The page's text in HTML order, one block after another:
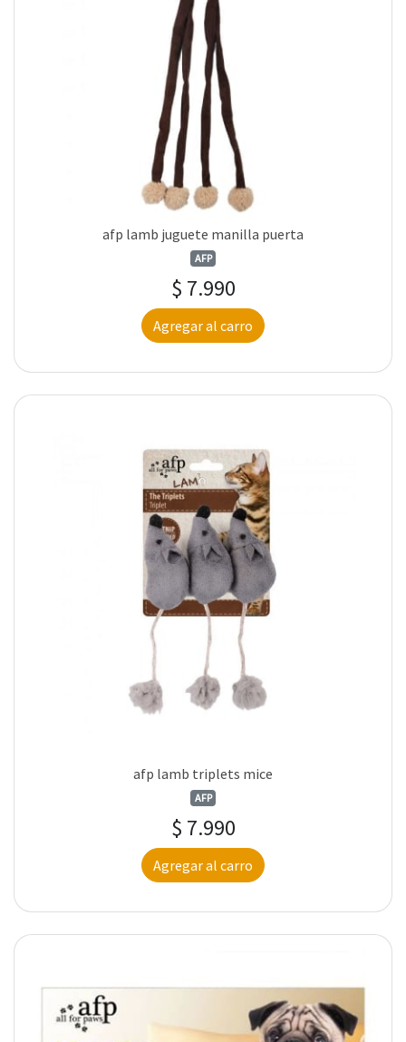
afp lamb juguete manilla puerta
AFP
$ 7.990
Agregar al carro
afp lamb triplets mice
AFP
$ 7.990
Agregar al carro